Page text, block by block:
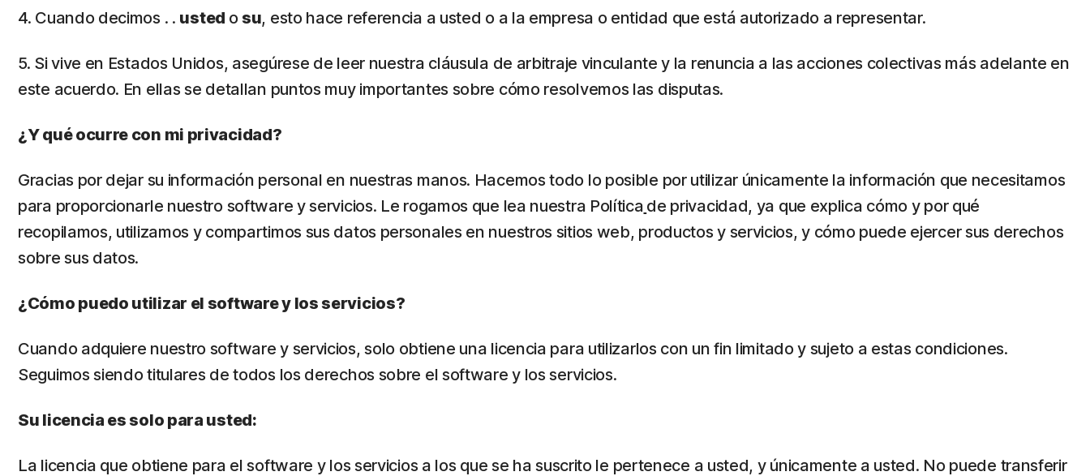
4. Cuando decimos . . usted osu, esto hace referencia a usted o a la empresa o entidad que está autorizado a representar.
5. Si vive en Estados Unidos, asegúrese de leer nuestra cláusula de arbitraje vinculante y la renuncia a las acciones colectivas más adelante en
este acuerdo. En ellas se detallan puntos muy importantes sobre cómo resolvemos las disputas.
¿Y qué ocurre con mi privacidad?
Gracias por dejar su información personal en nuestras manos. Hacemos todo lo posible por utilizar únicamente la información que necesitamos
para proporcionarle nuestro software y servicios. Le rogamos que lea nuestra Política de privacidad, ya que explica cómo y por qué
recopilamos, utilizamos y compartimos sus datos personales en nuestros sitios web, productos y servicios, y cómo puede ejercer sus derechos
sobre sus datos.
¿Cómo puedo utilizar el software y los servicios?
Cuando adquiere nuestro software y servicios, solo obtiene una licencia para utilizarlos con un fin limitado y sujeto a estas condiciones.
Seguimos siendo titulares de todos los derechos sobre el software y los servicios.
Su licencia es solo para usted:
La licencia que obtiene para el software y los servicios a los que se ha suscrito le pertenece a usted, y únicamente a usted. No puede transferir